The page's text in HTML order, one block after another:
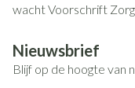
wachtVoorschrift
Nieuwsbrief
Blijf op de hoogte van